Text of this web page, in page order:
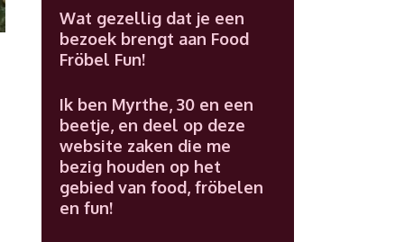
Wat gezellig dat je een
bezoek brengt aan Food
Fröbel Fun!
Ik ben Myrthe, 30 en een
beetje, en deel op deze
website zaken die me
bezig houden op het
gebied van food, fröbelen
en fun!